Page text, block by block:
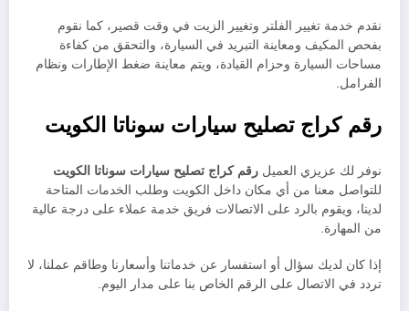
نقدم خدمة تغيير الفلتر وتغيير الزيت في وقت قصير، كما نقوم
بفحص المكيف ومعاينة التبريد في السيارة، والتحقق من كفاءة
مساحات السيارة وحزام القيادة، ويتم معاينة ضغط الإطارات ونظام
الفرامل.
رقم كراج تصليح سيارات سوناتا الكويت
نوفر لك عزيزي العميل رقم كراج تصليح سيارات سوناتا الكويت
للتواصل معنا من أي مكان داخل الكويت وطلب الخدمات المتاحة
لدينا، ويقوم بالرد على الاتصالات فريق خدمة عملاء على درجة عالية
من المهارة.
إذا كان لديك سؤال أو استفسار عن خدماتنا وأسعارنا وطاقم عملنا، لا
تردد في الاتصال على الرقم الخاص بنا على مدار اليوم.